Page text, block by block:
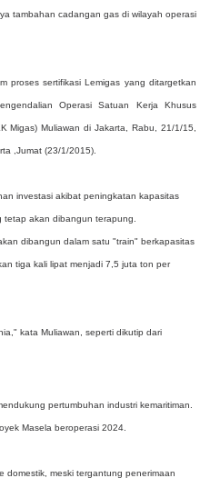
tambahan cadangan gas di wilayah operasi
proses sertifikasi Lemigas yang ditargetkan
Operasi Satuan Kerja Khusus
Migas) Muliawan di Jakarta, Rabu, 21/1/15,
,Jumat (23/1/2015).
investasi akibat peningkatan kapasitas
tetap akan dibangun terapung.
dibangun dalam satu "train" berkapasitas
tiga kali lipat menjadi 7,5 juta ton per
kata Muliawan, seperti dikutip dari
pertumbuhan industri kemaritiman.
Masela beroperasi 2024.
domestik, meski tergantung penerimaan